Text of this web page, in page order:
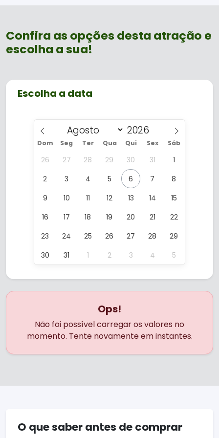
O combo é ideal para quem procura o
que fazer em Canela e Gramado, unindo
mais famosas da Serra Gaúcha.
Confira as opções desta atração e
escolha a sua!
Escolha a data
Dom Seg Ter Qua Qui Sex Sáb
26 27 28 29 30 31
1
2
3 4 5 6 7
8
9
10 11 12 13 14
15
16
17 18 19 20 21
22
23
24 25 26 27 28
29
30
31 1 2 3 4 5
Ops!
Não foi possível carregar os valores no
momento. Tente novamente em instantes.
O que saber antes de comprar